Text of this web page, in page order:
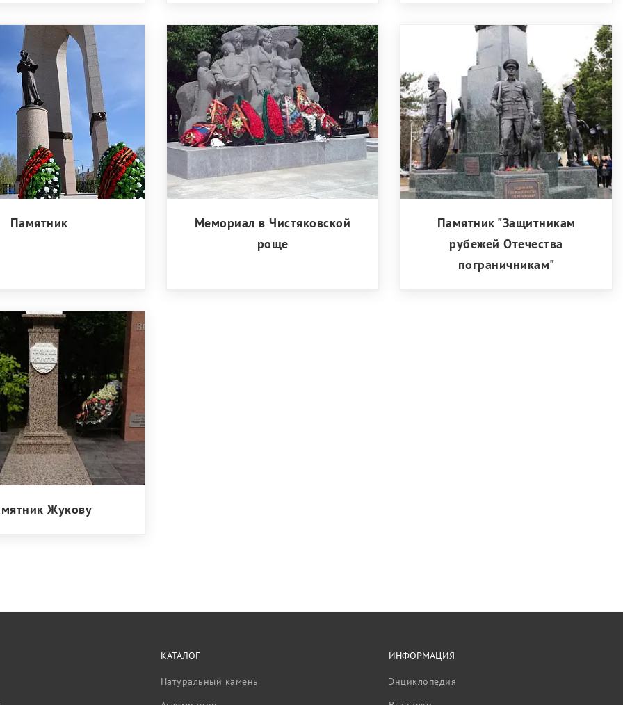
Памятник
Мемориал в Чистяковской
роще
Памятник "Защитникам
рубежей Отечества
пограничникам"
Жукову
КАТАЛОГ
Натуральный камень
ИНФОРМАЦИЯ
Энциклопедия